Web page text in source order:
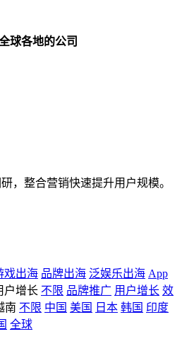
球各地的公司
，整合营销快速提升用户规模。
戏出海 品牌出海 泛娱乐出海 App
户增长 不限 品牌推广 用户增长 效
南 不限 中国 美国 日本 韩国 印度
全球